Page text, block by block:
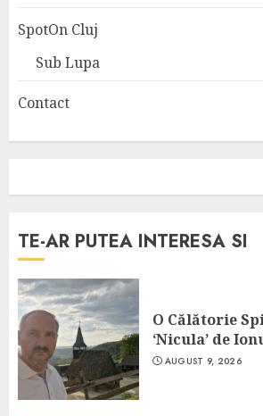
SpotOn Cluj
Sub Lupa
Contact
TE-AR PUTEA INTERESA SI
O Călătorie
‘Nicula’ de
AUGUST 9, 2026